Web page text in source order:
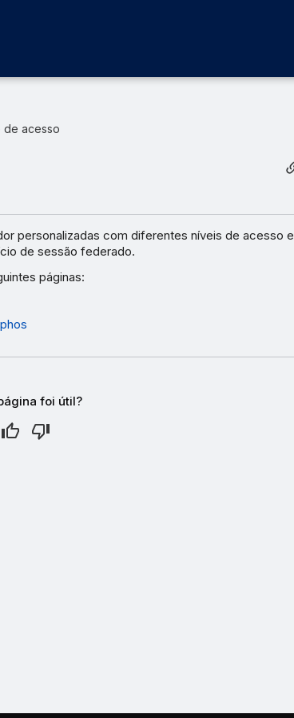
de acesso
personalizadas com diferentes níveis de acesso e
de sessão federado.
páginas:
foi útil?